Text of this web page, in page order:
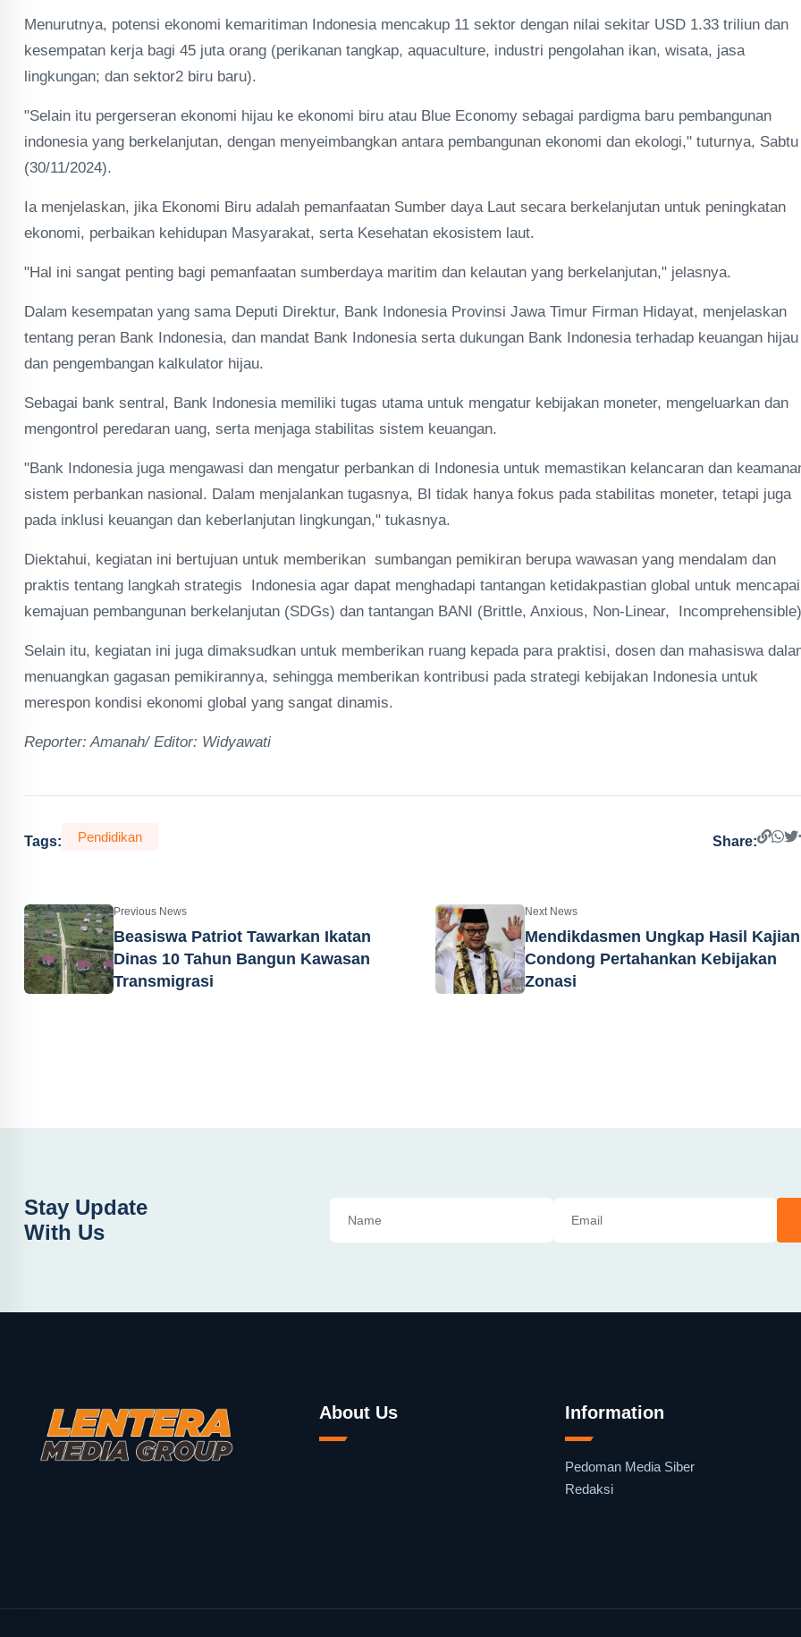
Menurutnya, potensi ekonomi kemaritiman Indonesia mencakup 11 sektor dengan nilai sekitar USD 1.33 triliun dan
kesempatan kerja bagi 45 juta orang (perikanan tangkap, aquaculture, industri pengolahan ikan, wisata, jasa
lingkungan; dan sektor2 biru baru).
"Selain itu pergerseran ekonomi hijau ke ekonomi biru atau Blue Economy sebagai pardigma baru pembangunan
indonesia yang berkelanjutan, dengan menyeimbangkan antara pembangunan ekonomi dan ekologi," tuturnya, Sabtu
(30/11/2024).
Ia menjelaskan, jika Ekonomi Biru adalah pemanfaatan Sumber daya Laut secara berkelanjutan untuk peningkatan
ekonomi, perbaikan kehidupan Masyarakat, serta Kesehatan ekosistem laut.
"Hal ini sangat penting bagi pemanfaatan sumberdaya maritim dan kelautan yang berkelanjutan," jelasnya.
Dalam kesempatan yang sama Deputi Direktur, Bank Indonesia Provinsi Jawa Timur Firman Hidayat, menjelaskan
tentang peran Bank Indonesia, dan mandat Bank Indonesia serta dukungan Bank Indonesia terhadap keuangan hijau
dan pengembangan kalkulator hijau.
Sebagai bank sentral, Bank Indonesia memiliki tugas utama untuk mengatur kebijakan moneter, mengeluarkan dan
mengontrol peredaran uang, serta menjaga stabilitas sistem keuangan.
"Bank Indonesia juga mengawasi dan mengatur perbankan di Indonesia untuk memastikan kelancaran dan
sistem perbankan nasional. Dalam menjalankan tugasnya, BI tidak hanya fokus pada stabilitas moneter, tetapi juga
pada inklusi keuangan dan keberlanjutan lingkungan," tukasnya.
Diektahui, kegiatan ini bertujuan untuk memberikan sumbangan pemikiran berupa wawasan yang mendalam dan
praktis tentang langkah strategis Indonesia agar dapat menghadapi tantangan ketidakpastian global untuk mencapai
kemajuan pembangunan berkelanjutan (SDGs) dan tantangan BANI (Brittle, Anxious, Non-Linear,
Selain itu, kegiatan ini juga dimaksudkan untuk memberikan ruang kepada para praktisi, dosen dan mahasiswa
menuangkan gagasan pemikirannya, sehingga memberikan kontribusi pada strategi kebijakan Indonesia untuk
merespon kondisi ekonomi global yang sangat dinamis.
Reporter: Amanah/ Editor: Widyawati
Tags: Pendidikan Share:
Previous News
Beasiswa Patriot Tawarkan Ikatan
Dinas 10 Tahun Bangun Kawasan
Transmigrasi
Next News
Mendikdasmen Ungkap Hasil Kajian
Condong Pertahankan Kebijakan
Zonasi
Stay Update
With Us
About Us Information
Pedoman Media Siber
Redaksi